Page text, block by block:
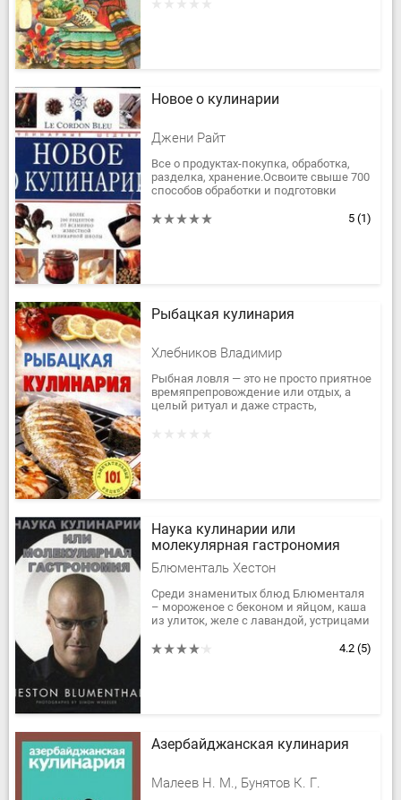
Новое о кулинарии
Джени Райт
Все о продуктах-покупка, обработка,
разделка, хранение.Освоите свыше 700
способов обработки и подготовки
приготовить более 200 блюд - от...
5 (1)
Рыбацкая кулинария
Хлебников Владимир
Рыбная ловля — это не просто приятное
времяпрепровождение или отдых, а
целый ритуал и даже страсть,
Наука кулинарии или
молекулярная гастрономия
Блюменталь Хестон
Среди знаменитых блюд Блюменталя
– мороженое с беконом и яйцом, каша
из улиток, желе с лавандой, устрицами
картофель фри (не совсем...
4.2 (5)
Азербайджанская кулинария
Малеев Н. М., Бунятов К. Г.